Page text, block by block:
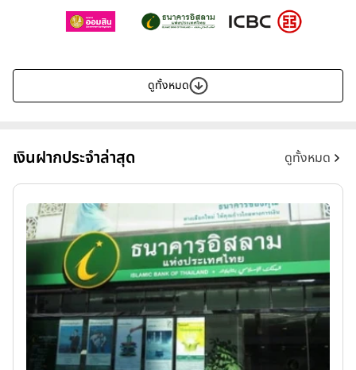
ดูทั้งหมด
เงินฝากประจำล่าสุด ดูทั้งหมด